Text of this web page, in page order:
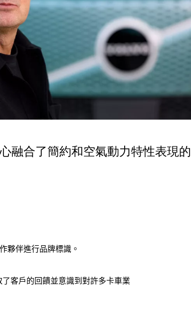
融合了簡約和空氣動力特性表現
夥伴進行品牌標識。
客戶的回饋並意識到對許多卡車業